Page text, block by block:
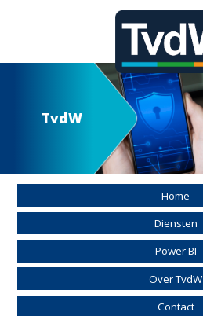
TvdW
Home
Diensten
Power BI
Over TvdW
Contact